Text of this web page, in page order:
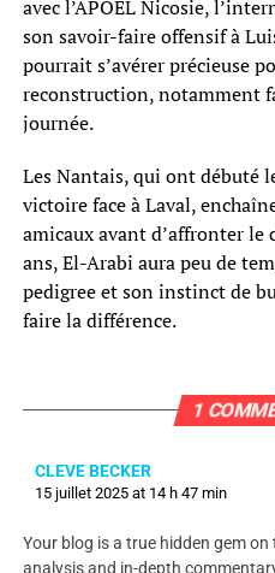
avec l’APOEL Nicosie,
son savoir-faire offensif à
pourrait s’avérer précieuse
reconstruction, notamment
journée.
Les Nantais, qui ont débuté
victoire face à Laval,
amicaux avant d’affronter le
ans, El-Arabi aura peu de
pedigree et son instinct de
faire la différence.
1
CLEVE BECKER
15 juillet 2025 at 14 h 47 min
Your blog is a true hidden gem
analysis and in-depth